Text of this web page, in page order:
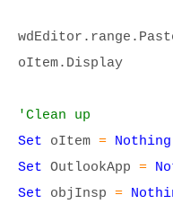
oItem.Display
'Clean up
Set oItem = Nothing
Set OutlookApp =
Set objInsp =